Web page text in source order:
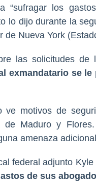
“sufragar los
lo dijo durante la
de Nueva York
las solicitudes de
exmandatario se le
ve motivos de
de Maduro y Flores.
amenaza
federal adjunto
de sus